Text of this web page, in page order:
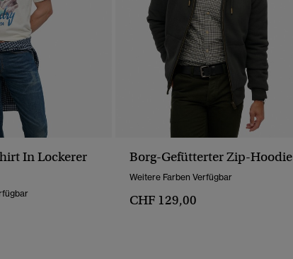
In Lockerer
Borg-Gefütterter Zip-Hoodie
Weitere Farben Verfügbar
CHF 129,00